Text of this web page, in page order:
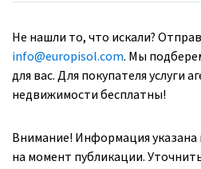
Не нашли то, что искали?
info@europisol.com. Мы
для вас. Для покупателя услуги
недвижимости бесплатны!
Внимание! Информация
на момент публикации.